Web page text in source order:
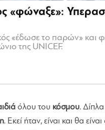
«φώναξε»:
«έδωσε το παρών» και
της UNICEF.
όλου του κόσμου.
. Εκεί ήταν, είναι και θα είναι